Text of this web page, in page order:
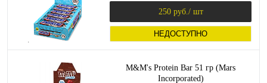
250 руб. / шт
НЕДОСТУПНО
M&M's Protein Bar 51 гр (Mars
Incorporated)